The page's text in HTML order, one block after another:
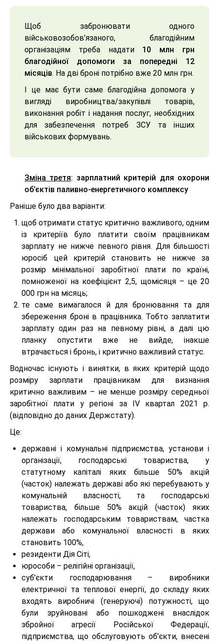
Щоб забронювати одного
військовозобов’язаного, благодійним
організаціям треба надати 10 млн грн
благодійної допомоги за попередні 12
місяців. На дві броні потрібно вже 20 млн грн.
І це має бути саме благодійна допомога у
вигляді виробництва/закупівлі товарів,
виконання робіт і надання послуг, необхідних
для забезпечення потреб ЗСУ та інших
військових формувань.
Зміна третя: зарплатний критерій для охорони
об’єктів паливно-енергетичного комплексу
Раніше було два варіанти:
щоб отримати статус критично важливого, одним
із критеріїв було платити своїм працівникам
зарплату не нижче певного рівня. Для більшості
юросіб цей критерій становить не нижче за
розмір мінімальної заробітної плати по країні,
помноженої на коефіцієнт 2,5, щомісяця – це 20
000 грн на місяць;
те саме вимагалося й для бронювання та для
збереження броні в працівника. Тобто заплатити
зарплату один раз на певному рівні, а далі цю
планку опустити вже не вийде, інакше
втрачається і бронь, і критично важливий статус.
Водночас існують і винятки, в яких критерій щодо
розміру зарплати працівникам для визнання
критично важливим – не менше розміру середньої
заробітної плати у регіоні за IV квартал 2021 р.
(відповідно до даних Держстату).
Це:
державні і комунальні підприємства, установи і
організації, господарські товариства, у
статутному капіталі яких більше 50% акцій
(часток) належать державі або які перебувають у
комунальній власності, та господарські
товариства, більше 50% акцій (часток) яких
належать господарським товариствам, частка
держави або комунальної власності в яких
становить 100%,
резиденти Дія Сіті,
юрособи – релігійні організації,
суб’єкти господарювання – виробники
електричної та теплової енергії, до складу яких
входять виробничі (генеруючі) потужності, що
були зруйновані або пошкоджені внаслідок
збройної агресії Російської Федерації,
підприємства, що обслуговують об’єкти, внесені